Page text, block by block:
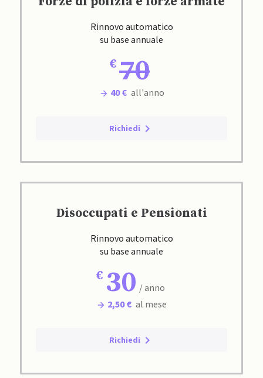
Rinnovo automatico
su base annuale
70
40 € all'anno
Richiedi
Disoccupati e Pensionati
Rinnovo automatico
su base annuale
30 / anno
2,50 € al mese
Richiedi